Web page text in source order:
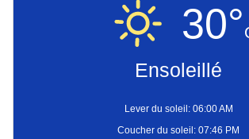
30°
Ensoleillé
Lever du soleil: 06:00 AM
Coucher du soleil: 07:46 PM